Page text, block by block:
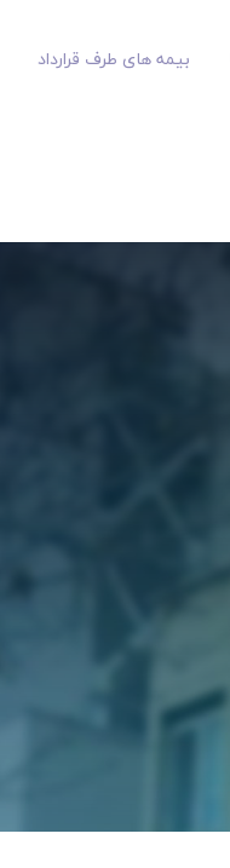
بیمه های طرف قرارداد